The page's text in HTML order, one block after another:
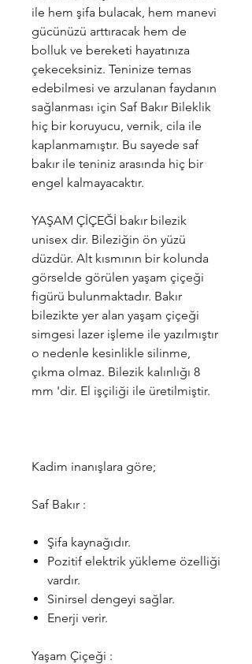
ile hem şifa bulacak, hem manevi
gücünüzü arttıracak hem de
bolluk ve bereketi hayatınıza
çekeceksiniz. Teninize temas
edebilmesi ve arzulanan faydanın
sağlanması için Saf Bakır Bileklik
hiç bir koruyucu, vernik, cila ile
kaplanmamıştır. Bu sayede saf
bakır ile teniniz arasında hiç bir
engel kalmayacaktır.
YAŞAM ÇİÇEĞİ bakır bilezik
unisex dir. Bileziğin ön yüzü
düzdür. Alt kısmının bir kolunda
görselde görülen yaşam çiçeği
figürü bulunmaktadır. Bakır
bilezikte yer alan yaşam çiçeği
simgesi lazer işleme ile yazılmıştır
o nedenle kesinlikle silinme,
çıkma olmaz. Bilezik kalınlığı 8
mm 'dir. El işçiliği ile üretilmiştir.
Kadim inanışlara göre;
Saf Bakır :
Şifa kaynağıdır.
Pozitif elektrik yükleme özelliği
vardır.
Sinirsel dengeyi sağlar.
Enerji verir.
Yaşam Çiçeği :